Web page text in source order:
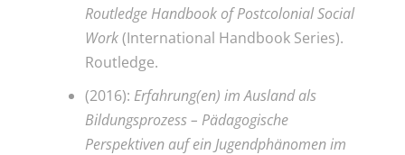
Routledge Handbook of Postcolonial Social
Work(International Handbook Series).
Routledge.
(2016): Erfahrung(en) im Ausland als
Bildungsprozess – Pädagogische
Perspektiven auf ein Jugendphänomen im